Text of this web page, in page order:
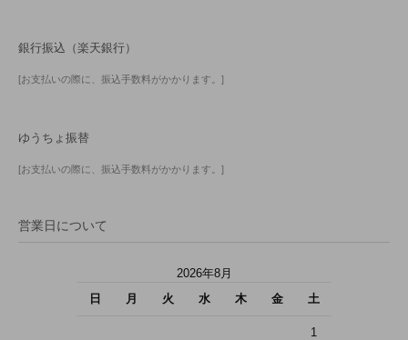
銀行振込（楽天銀行）
[お支払いの際に、振込手数料がかかります。]
ゆうちょ振替
[お支払いの際に、振込手数料がかかります。]
営業日について
2026年8月
日
月 火 水 木 金 土
1